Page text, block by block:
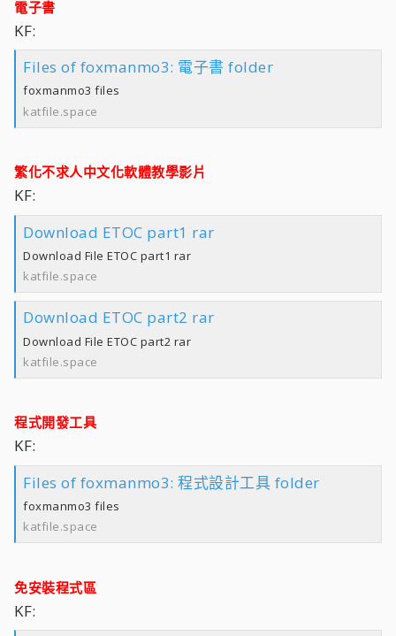
電子書
KF:
Files of foxmanmo3: 電子書 folder
foxmanmo3 files
katfile.space
繁化不求人中文化軟體教學影片
KF:
Download ETOC part1 rar
Download File ETOC part1 rar
katfile.space
Download ETOC part2 rar
Download File ETOC part2 rar
katfile.space
程式開發工具
KF:
Files of foxmanmo3: 程式設計工具 folder
foxmanmo3 files
katfile.space
免安裝程式區
KF: